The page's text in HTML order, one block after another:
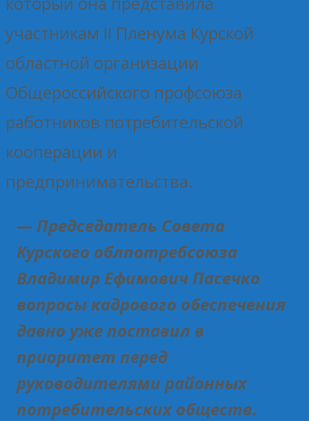
участникам II Пленума Курской
областной организации
Общероссийского профсоюза
работников потребительской
кооперации и
предпринимательства.
— Председатель Совета
Курского облпотребсоюза
Владимир Ефимович Пасечко
вопросы кадрового обеспечения
давно уже поставил в
приоритет перед
руководителями районных
потребительских обществ.